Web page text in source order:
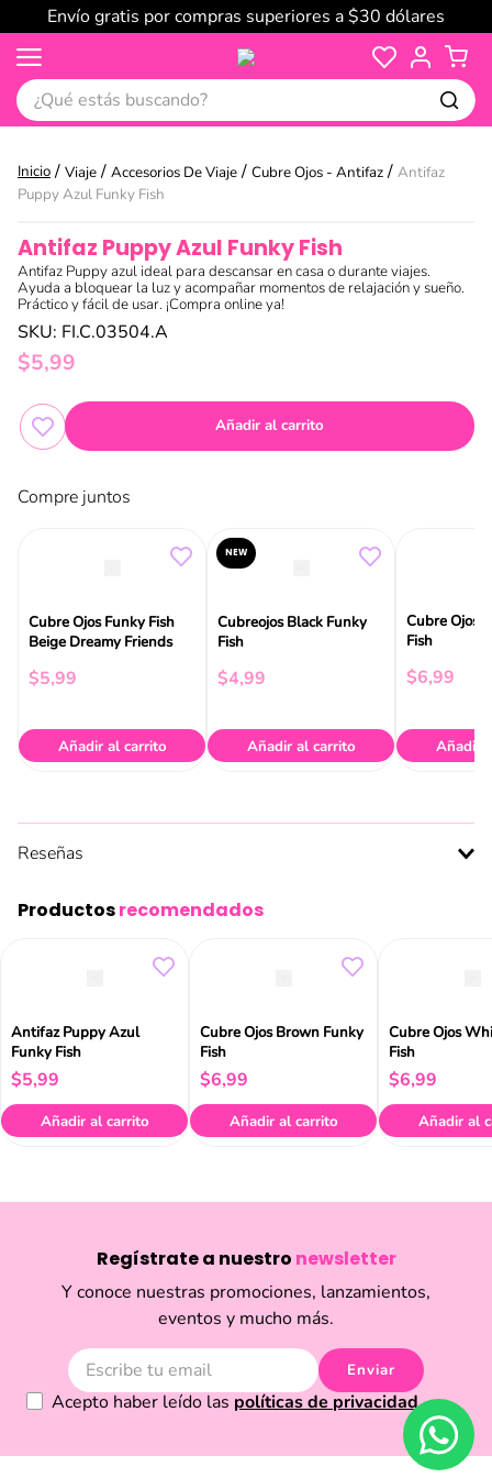
Envío gratis por compras superiores a $30 dólares
¿Qué estás buscando?
Viaje Accesorios De Viaje Cubre Ojos - Antifaz
Antifaz
Puppy Azul Funky Fish
Antifaz Puppy Azul Funky Fish
Antifaz Puppy azul ideal para descansar en casa o durante viajes.
Ayuda a bloquear la luz y acompañar momentos de relajación y sueño.
Práctico y fácil de usar. ¡Compra online ya!
SKU: FI.C.03504.A
$5,99
Añadir al carrito
Compre juntos
Cubre Ojos Funky Fish
Beige Dreamy Friends
$5,99
Añadir al carrito
NEW
Cubreojos Black Funky
Fish
$4,99
Añadir al carrito
Cubre Ojos
Fish
$6,99
Añadir
Reseñas
Productosrecomendados
Antifaz Puppy Azul
Funky Fish
$5,99
Añadir al carrito
Cubre Ojos Brown Funky
Fish
$6,99
Añadir al carrito
Cubre Ojos
Fish
$6,99
Añadir al
Regístrate a nuestro newsletter
Y conoce nuestras promociones, lanzamientos,
eventos y mucho más.
Enviar
Acepto haber leído las políticas de privacidad.